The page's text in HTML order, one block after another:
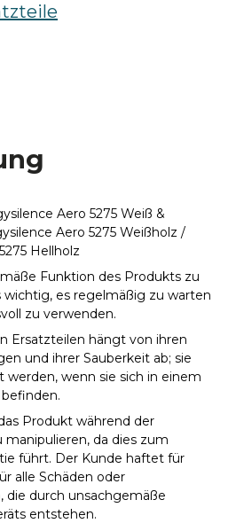
Aero 5275 Weiß &
Aero 5275 Weißholz /
Hellholz
Funktion des Produkts zu
wichtig, es regelmäßig zu warten
zu verwenden.
Ersatzteilen hängt von ihren
und ihrer Sauberkeit ab; sie
werden, wenn sie sich in einem
Produkt während der
manipulieren, da dies zum
führt. Der Kunde haftet für
alle Schäden oder
die durch unsachgemäße
entstehen.